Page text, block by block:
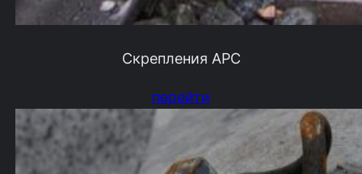
Скрепления АРС
перейти